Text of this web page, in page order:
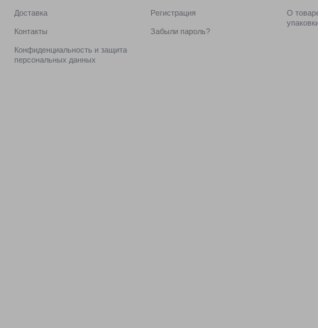
Доставка
Контакты
Конфиденциальность и защита
персональных данных
Регистрация
Забыли пароль?
О